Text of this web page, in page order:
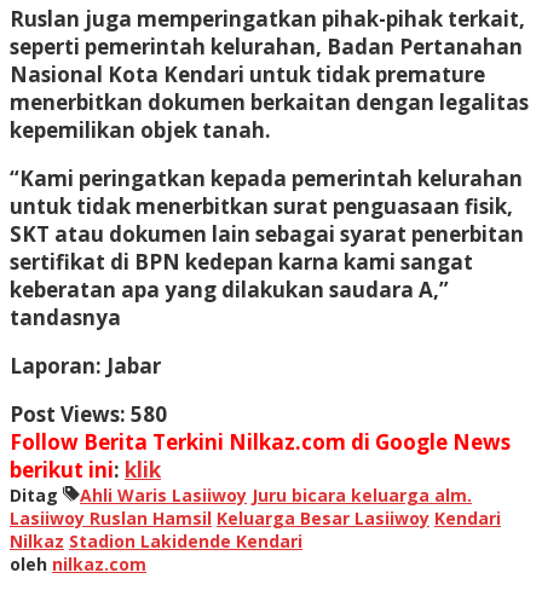
Ruslan juga memperingatkan pihak-pihak terkait,
seperti pemerintah kelurahan, Badan Pertanahan
Nasional Kota Kendari untuk tidak premature
menerbitkan dokumen berkaitan dengan legalitas
kepemilikan objek tanah.
“Kami peringatkan kepada pemerintah kelurahan
untuk tidak menerbitkan surat penguasaan fisik,
SKT atau dokumen lain sebagai syarat penerbitan
sertifikat di BPN kedepan karna kami sangat
keberatan apa yang dilakukan saudara A,”
tandasnya
Laporan: Jabar
Post Views: 580
Follow Berita Terkini Nilkaz.com di Google News
berikut ini: klik
Ditag Ahli Waris Lasiiwoy Juru bicara keluarga alm.
Lasiiwoy Ruslan Hamsil Keluarga Besar Lasiiwoy Kendari
Nilkaz Stadion Lakidende Kendari
oleh nilkaz.com